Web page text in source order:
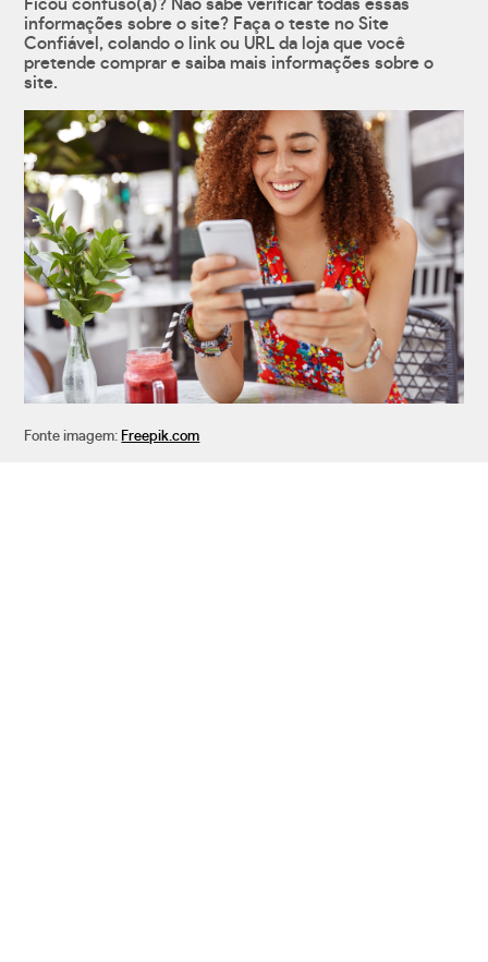
Ficou confuso(a)? Não sabe verificar todas essas
informações sobre o site? Faça o teste no Site
Confiável, colando o link ou URL da loja que você
pretende comprar e saiba mais informações sobre o
site.
Fonte imagem: Freepik.com